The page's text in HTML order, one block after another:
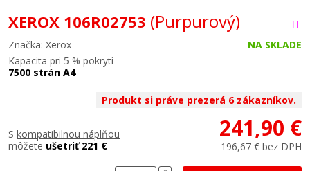
XEROX 106R02753 (Purpurový)
Značka: Xerox
NA SKLADE
Kapacita pri 5 % pokrytí
7500 strán A4
Produkt si práve prezerá 6 zákazníkov.
S kompatibilnou náplňou
môžete ušetriť 221 €
241,90 €
196,67 € bez DPH